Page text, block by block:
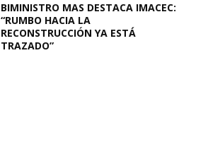
BIMINISTRO MAS DESTACA IMACEC:
“RUMBO HACIA LA
RECONSTRUCCIÓN YA ESTÁ
TRAZADO”